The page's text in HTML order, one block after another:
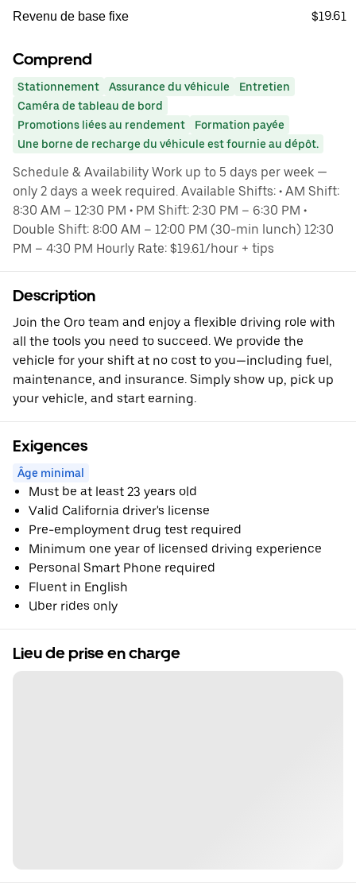
Revenu de base fixe $19.61
Comprend
Stationnement Assurance du véhicule
Entretien
Caméra de tableau de bord
Promotions liées au rendement
Formation payée
Une borne de recharge du véhicule est fournie au dépôt.
Schedule & Availability Work up to 5 days per week —
only 2 days a week required. Available Shifts: • AM Shift:
8:30 AM – 12:30 PM • PM Shift: 2:30 PM – 6:30 PM •
Double Shift: 8:00 AM – 12:00 PM (30-min lunch) 12:30
PM – 4:30 PM Hourly Rate: $19.61/hour + tips
Description
Join the Oro team and enjoy a flexible driving role with
all the tools you need to succeed. We provide the
vehicle for your shift at no cost to you—including fuel,
maintenance, and insurance. Simply show up, pick up
your vehicle, and start earning.
Exigences
Âge minimal
Must be at least 23 years old
Valid California driver's license
Pre-employment drug test required
Minimum one year of licensed driving experience
Personal Smart Phone required
Fluent in English
Uber rides only
Lieu de prise en charge